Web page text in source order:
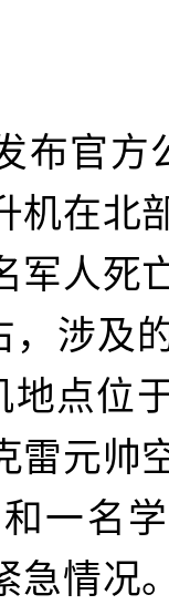
布官方
机在北
军人死
涉及
点位
雷元帅
一名
急情况